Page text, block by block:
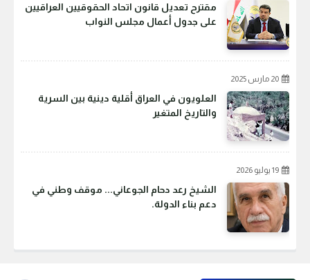
مقترح تعديل قانون اتحاد الحقوقيين العراقيين
على جدول أعمال مجلس النواب
20 مارس 2025
العلويون في العراق أقلية دينية بين السرية
والتاريخ المتغير
19 يوليو 2026
الشيخ رعد دحام الجوعاني... موقف وطني في
دعم بناء الدولة.